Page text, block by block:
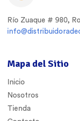
Mapa del Sitio
Inicio
Nosotros
Tienda
Río Zuaque # 980,